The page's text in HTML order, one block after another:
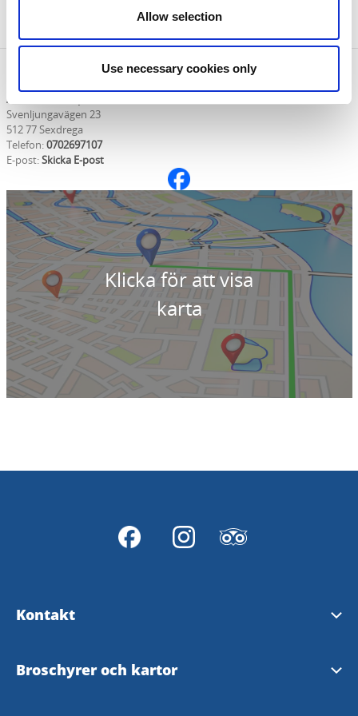
Allow selection
Use necessary cookies only
Kontaktinformation
Åkersta Vin & Spirituosa museum
Svenljungavägen 23
512 77 Sexdrega
Telefon:0702697107
E-post:Skicka E-post
Klicka för att visa
karta
Kontakt
Svenljunga turistinformation
Broschyrer och kartor